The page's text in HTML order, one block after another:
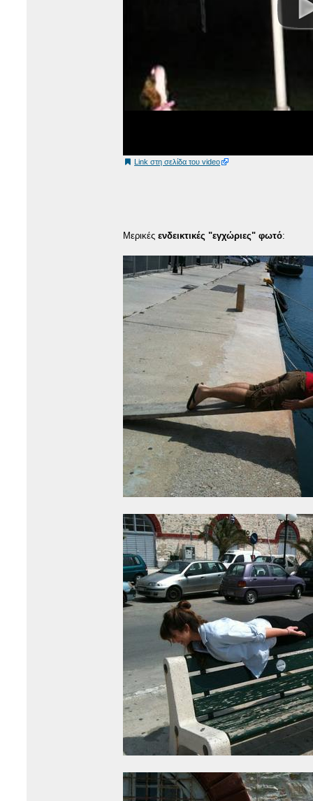
Link στη σελίδα του video
Μερικές ενδεικτικές "εγχώριες" φωτό: